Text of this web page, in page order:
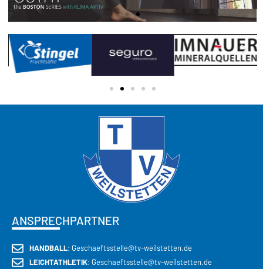
CECEBA BODYWEAR
Bademode
ANSPRECHPARTNER
HANDBALL: Geschaeftsstelle@tv-weilstetten.de
LEICHTATHLETIK: Geschaeftsstelle@tv-weilstetten.de